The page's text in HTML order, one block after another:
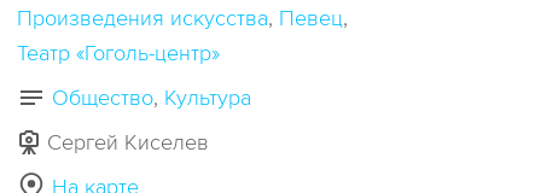
Произведения искусства Певец
Театр «Гоголь-центр»
Общество Культура
Сергей Киселев
На карте